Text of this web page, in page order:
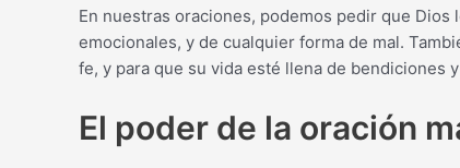
En nuestras oraciones, podemos pedir que
emocionales, y de cualquier forma de mal.
fe, y para que su vida esté llena de bendiciones
El poder de la oración